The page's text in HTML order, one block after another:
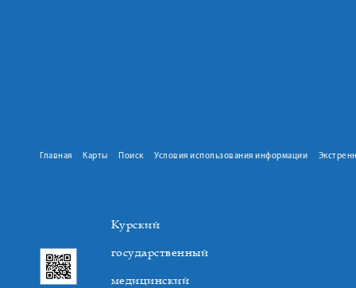
Главная Карты Поиск Условия использования информации
Курский
государственный
медицинский